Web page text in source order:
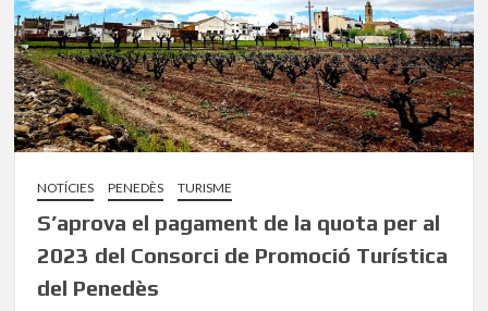
NOTÍCIES PENEDÈS TURISME
S’aprova el pagament de la quota per al
2023 del Consorci de Promoció Turística
del Penedès